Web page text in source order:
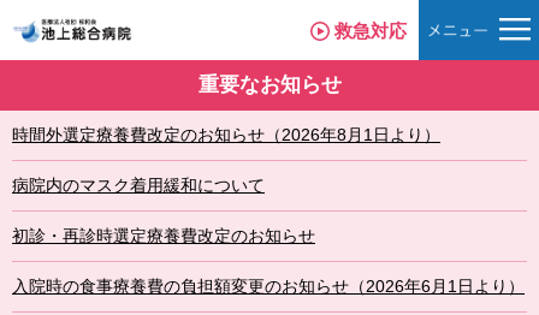
救急対応
重要なお知らせ
時間外選定療養費改定のお知らせ（2026年8月1日より）
病院内のマスク着用緩和について
初診・再診時選定療養費改定のお知らせ
入院時の食事療養費の負担額変更のお知らせ（2026年6月1日より）